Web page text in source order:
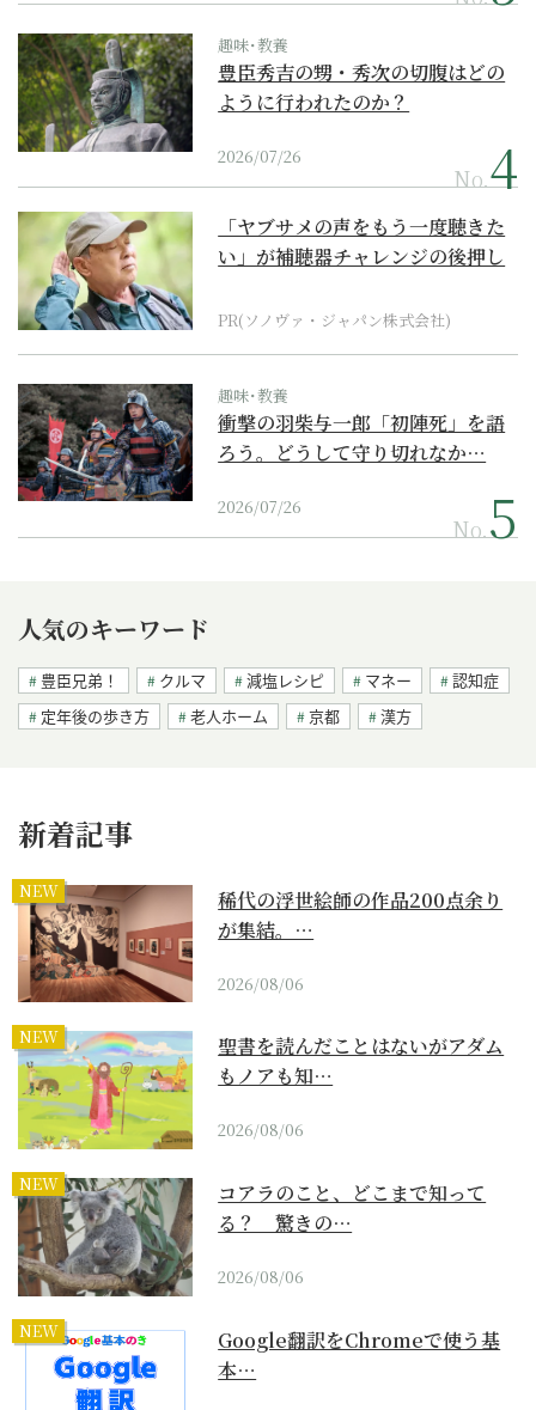
趣味･教養
豊臣秀吉の甥・秀次の切腹はどの
ように行われたのか？
2026/07/26
No.
「ヤブサメの声をもう一度聴きた
い」が補聴器チャレンジの後押し
PR(ソノヴァ・ジャパン株式会社)
趣味･教養
衝撃の羽柴与一郎「初陣死」を語
ろう。どうして守り切れなか…
2026/07/26
No.
人気のキーワード
豊臣兄弟！ クルマ 減塩レシピ マネー
認知症
定年後の歩き方
老人ホーム 京都 漢方
新着記事
NEW
稀代の浮世絵師の作品200点余り
が集結。…
2026/08/06
NEW
聖書を読んだことはないがアダム
もノアも知…
2026/08/06
NEW
コアラのこと、どこまで知って
る？ 驚きの…
2026/08/06
NEW
Google翻訳をChromeで使う基
本…